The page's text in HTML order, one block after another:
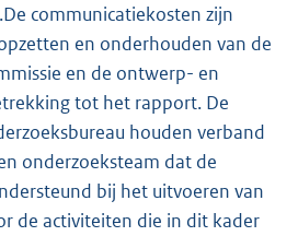
communicatiekosten zijn
en onderhouden van de
en de ontwerp- en
tot het rapport. De
houden verband
onderzoeksteam dat de
bij het uitvoeren van
de activiteiten die in dit kader